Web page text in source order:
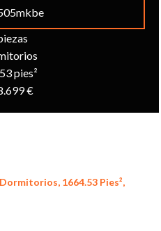
pies²
€
1664.53 Pies²,